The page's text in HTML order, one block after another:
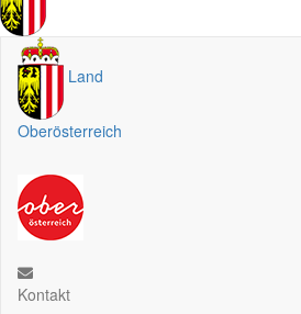
Land
Oberösterreich
Kontakt